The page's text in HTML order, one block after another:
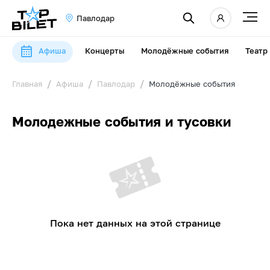
Павлодар
Афиша Концерты Молодёжные события Театр
Главная Афиша Павлодар Молодёжные события
Молодежные события и тусовки
Пока нет данных на этой странице